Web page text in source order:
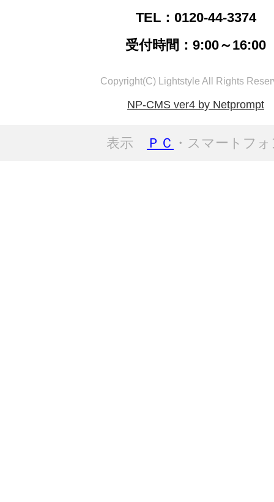
TEL：0120-44-3374
受付時間：9:00～16:00
Copyright(C) Lightstyle All Rights
NP-CMS ver4 by Netprompt
表示 ＰＣ ・スマートフ